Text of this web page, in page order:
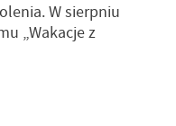
W sierpniu
„Wakacje z